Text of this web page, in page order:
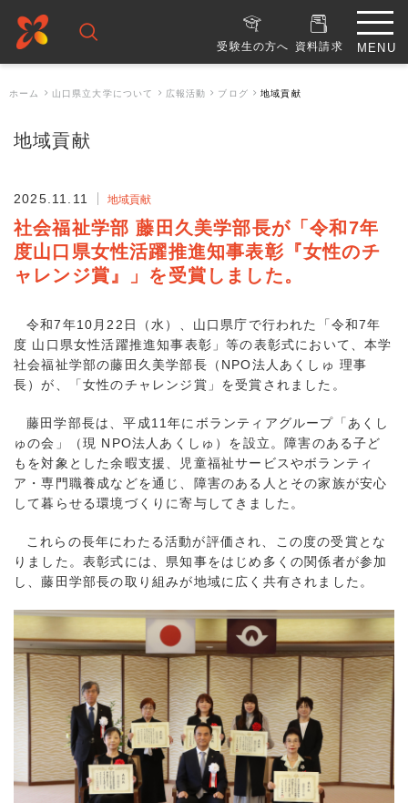
受験生の方へ 資料請求
ホーム 山口県立大学について 広報活動 ブログ 地域貢献
地域貢献
2025.11.11 地域貢献
社会福祉学部 藤田久美学部長が「令和7年
度山口県女性活躍推進知事表彰『女性のチ
ャレンジ賞』」を受賞しました。
令和7年10月22日（水）、山口県庁で行われた「令和7年
度 山口県女性活躍推進知事表彰」等の表彰式において、本学
社会福祉学部の藤田久美学部長（NPO法人あくしゅ 理事
長）が、「女性のチャレンジ賞」を受賞されました。
藤田学部長は、平成11年にボランティアグループ「あくし
ゅの会」（現 NPO法人あくしゅ）を設立。障害のある子ど
もを対象とした余暇支援、児童福祉サービスやボランティ
ア・専門職養成などを通じ、障害のある人とその家族が安心
して暮らせる環境づくりに寄与してきました。
これらの長年にわたる活動が評価され、この度の受賞とな
りました。表彰式には、県知事をはじめ多くの関係者が参加
し、藤田学部長の取り組みが地域に広く共有されました。